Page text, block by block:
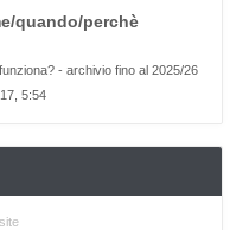
quando/perchè
- archivio fino al 2025/26
5:54